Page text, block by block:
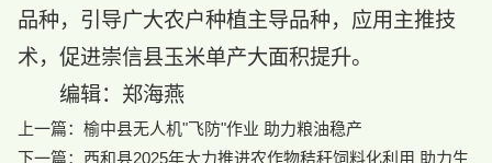
品种，引导广大农户种植主导品种，应用主推技
术，促进崇信县玉米单产大面积提升。
编辑：郑海燕
上一篇： 榆中县无人机"飞防"作业 助力粮油稳产
下一篇： 西和县2025年大力推进农作物秸秆饲料化利用 助力生